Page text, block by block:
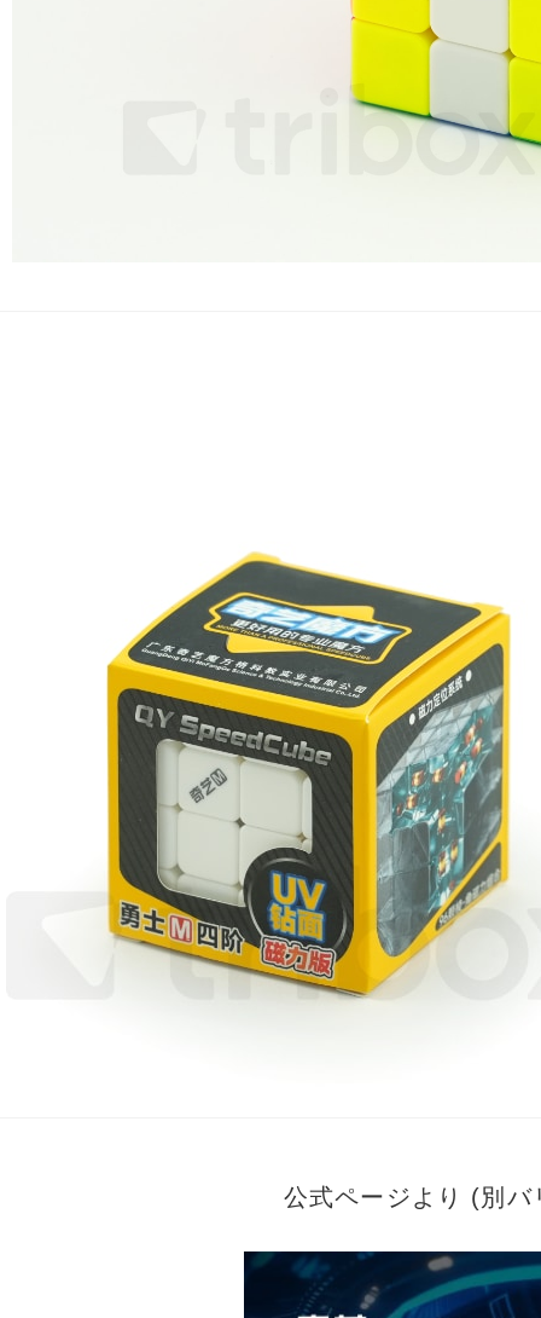
公式ページより (別